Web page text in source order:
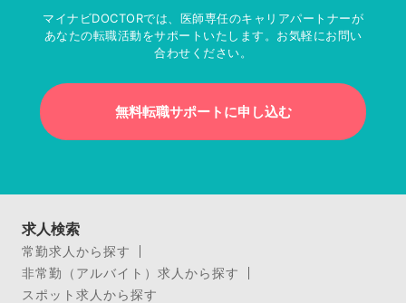
マイナビDOCTORでは、医師専任のキャリアパートナーが
あなたの転職活動をサポートいたします。お気軽にお問い
合わせください。
無料転職サポートに申し込む
求人検索
常勤求人から探す
非常勤（アルバイト）求人から探す
スポット求人から探す